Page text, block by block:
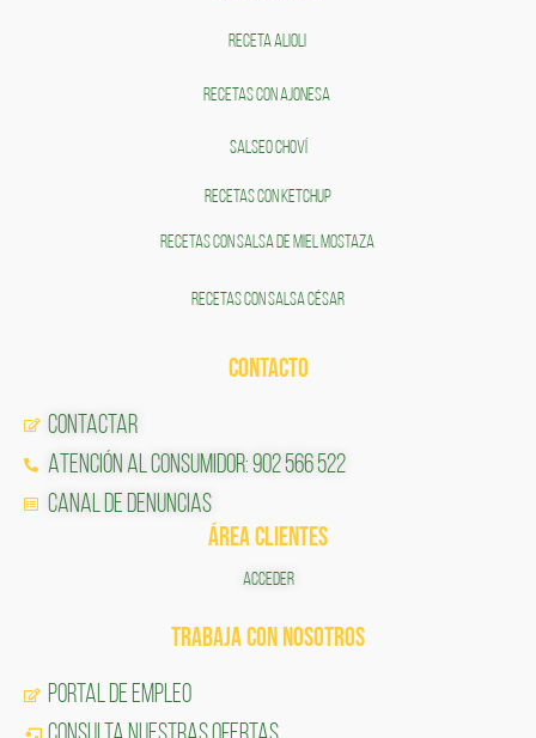
RECETA ALIOLI
RECETAS CON AJONESA
SALSEO CHOVÍ
RECETAS CON KETCHUP
RECETAS CON SALSA DE MIEL MOSTAZA
RECETAS CON SALSA CÉSAR
CONTACTO
Contactar
Atención al Consumidor: 902 566 522
Canal de Denuncias
ÁREA CLIENTES
ACCEDER
TRABAJA CON NOSOTROS
Portal de Empleo